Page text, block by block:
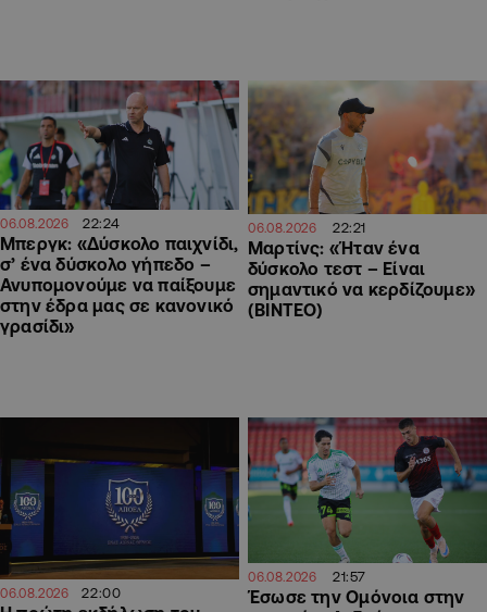
06.08.2026 22:24
Μπεργκ: «Δύσκολο παιχνίδι,
σ’ ένα δύσκολο γήπεδο –
Ανυπομονούμε να παίξουμε
στην έδρα μας σε κανονικό
γρασίδι»
06.08.2026 22:21
Μαρτίνς: «Ήταν ένα
δύσκολο τεστ – Είναι
σημαντικό να κερδίζουμε»
(ΒΙΝΤΕΟ)
06.08.2026 22:00
06.08.2026 21:57
Έσωσε την Ομόνοια στην